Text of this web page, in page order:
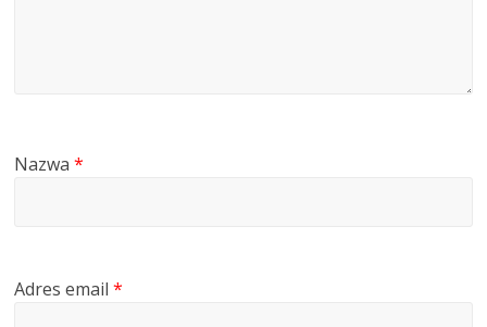
Nazwa*
Adres email*